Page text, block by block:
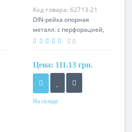
Код товара: 62713-21
DIN-рейка опорная
металл. с перфорацией,
TS35 DZN-CR1.0_ZNCR
0
Цена: 111.13 грн.
На складе